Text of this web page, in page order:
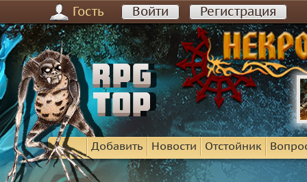
Гость Войти Регистрация
Добавить Новости Отстойник